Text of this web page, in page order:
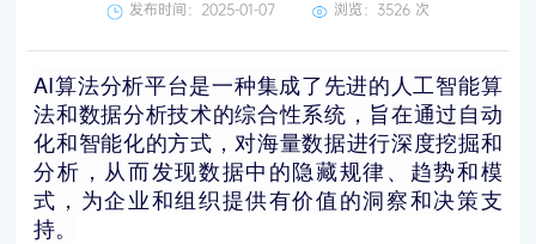
发布时间：2025-01-07 浏览： 3526 次
AI算法分析平台是一种集成了先进的人工智能算
法和数据分析技术的综合性系统，旨在通过自动
化和智能化的方式，对海量数据进行深度挖掘和
分析，从而发现数据中的隐藏规律、趋势和模
式，为企业和组织提供有价值的洞察和决策支
持。